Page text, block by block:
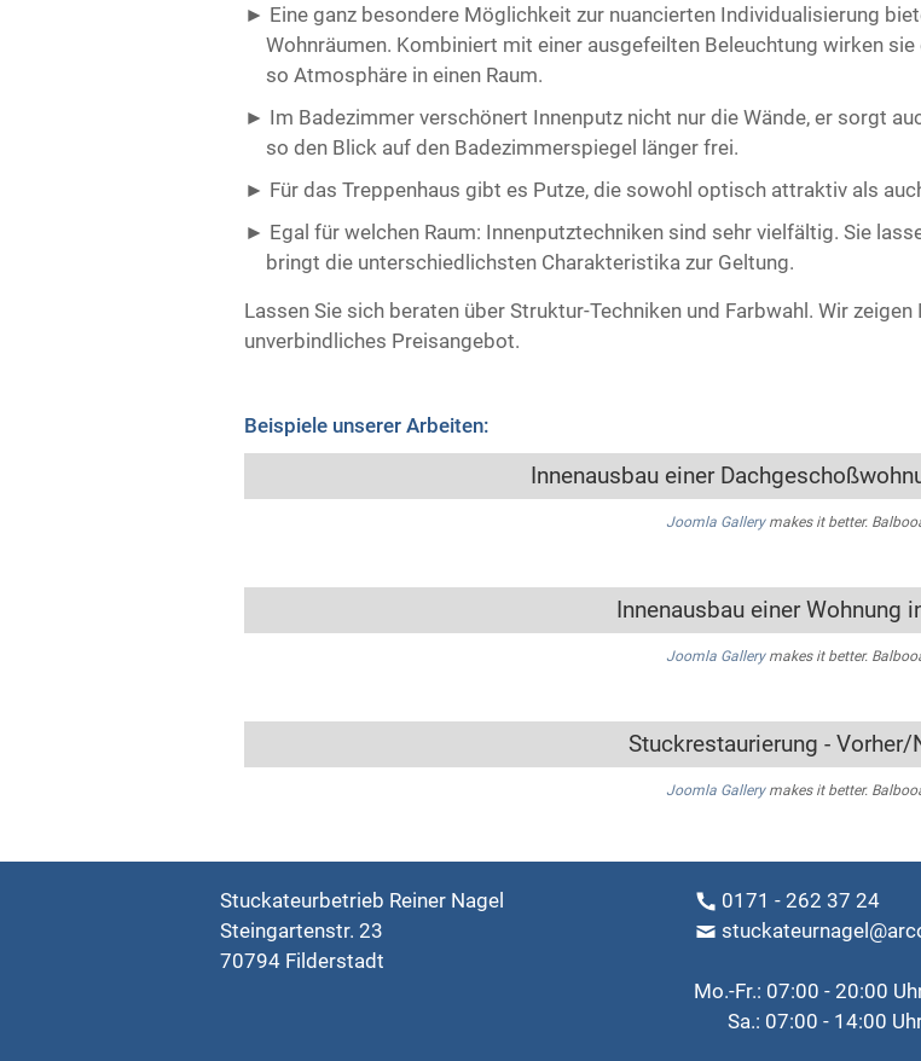
Eine ganz besondere Möglichkeit zur nuancierten Individualisierung
Wohnräumen. Kombiniert mit einer ausgefeilten Beleuchtung wirken
so Atmosphäre in einen Raum.
Im Badezimmer verschönert Innenputz nicht nur die Wände, er sorgt
so den Blick auf den Badezimmerspiegel länger frei.
Für das Treppenhaus gibt es Putze, die sowohl optisch attraktiv als
Egal für welchen Raum: Innenputztechniken sind sehr vielfältig. Sie
bringt die unterschiedlichsten Charakteristika zur Geltung.
Lassen Sie sich beraten über Struktur-Techniken und Farbwahl. Wir
unverbindliches Preisangebot.
Beispiele unserer Arbeiten:
Innenausbau einer
Joomla Gallerymakes it better.
Innenausbau einer Wohnung
Joomla Gallerymakes it better.
Stuckrestaurierung - Vorher/
Joomla Gallerymakes it better.
Stuckateurbetrieb Reiner Nagel
Steingartenstr. 23
70794 Filderstadt
0171 - 262 37 24
Mo.-Fr.: 07:00 - 20:00
Sa.: 07:00 - 14:00